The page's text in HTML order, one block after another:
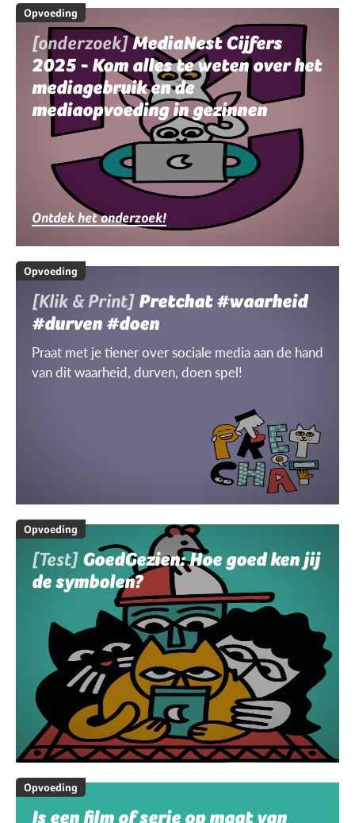
Opvoeding
[onderzoek]MediaNest Cijfers
2025 - Kom alles te weten over het
mediagebruik en de
mediaopvoeding in gezinnen
Ontdek het onderzoek!
Opvoeding
[Klik & Print] Pretchat #waarheid
#durven #doen
Praat met je tiener over sociale media aan de hand
van dit waarheid, durven, doen spel!
Opvoeding
[Test] GoedGezien: Hoe goed ken jij
de symbolen?
Opvoeding
Is een film of serie op maat van